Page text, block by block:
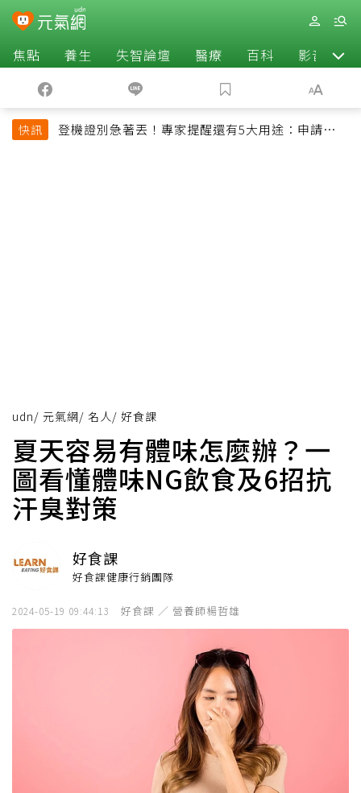
焦點 養生 失智論壇 醫療 百科 影音
快訊
登機證別急著丟！專家提醒還有5大用途：申請理
udn/ 元氣網/ 名人/ 好食課
夏天容易有體味怎麼辦？一
圖看懂體味NG飲食及6招抗
汗臭對策
好食課
好食課健康行銷團隊
2024-05-19 09:44:13 好食課 ／ 營養師楊哲雄